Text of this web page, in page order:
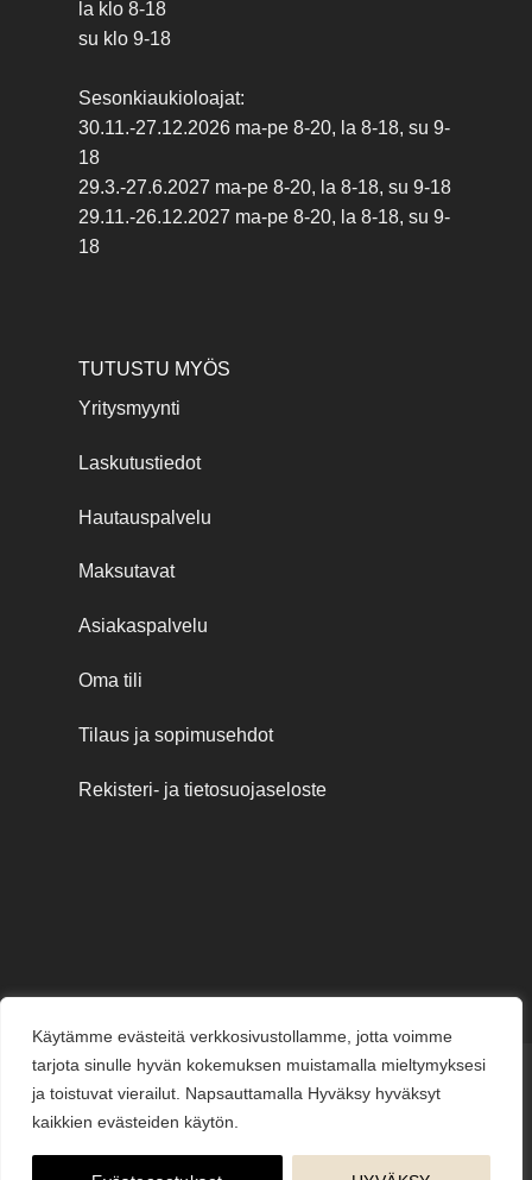
Käytämme evästeitä verkkosivustollamme, jotta voimme
tarjota sinulle hyvän kokemuksen muistamalla mieltymyksesi
ja toistuvat vierailut. Napsauttamalla Hyväksy hyväksyt
kaikkien evästeiden käytön.
la klo 8-18
su klo 9-18
Sesonkiaukioloajat:
30.11.-27.12.2026 ma-pe 8-20, la 8-18, su 9-
18
29.3.-27.6.2027 ma-pe 8-20, la 8-18, su 9-18
29.11.-26.12.2027 ma-pe 8-20, la 8-18, su 9-
18
TUTUSTU MYÖS
Yritysmyynti
Laskutustiedot
Hautauspalvelu
Maksutavat
Asiakaspalvelu
Oma tili
Tilaus ja sopimusehdot
Rekisteri- ja tietosuojaseloste
Credit
MasterCard
Visa
Visa
KESÄJUHLAT KUKKAKAUPPA